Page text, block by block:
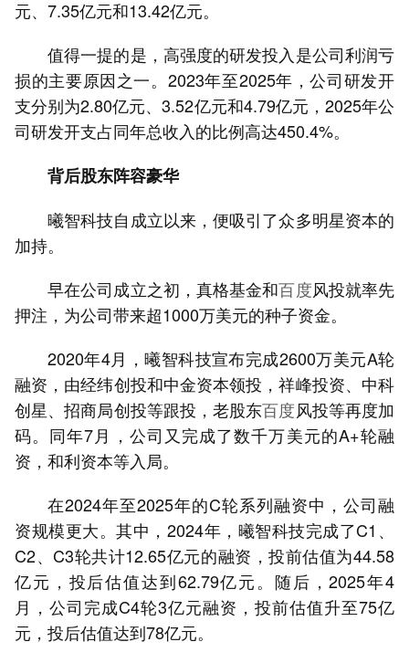
元、7.35亿元和13.42亿元。
值得一提的是，高强度的研发投入是公司利润亏
损的主要原因之一。2023年至2025年，公司研发开
支分别为2.80亿元、3.52亿元和4.79亿元，2025年公
司研发开支占同年总收入的比例高达450.4%。
背后股东阵容豪华
曦智科技自成立以来，便吸引了众多明星资本的
加持。
早在公司成立之初，真格基金和百度风投就率先
押注，为公司带来超1000万美元的种子资金。
2020年4月，曦智科技宣布完成2600万美元A轮
融资，由经纬创投和中金资本领投，祥峰投资、中科
创星、招商局创投等跟投，老股东百度风投等再度加
码。同年7月，公司又完成了数千万美元的A+轮融
资，和利资本等入局。
在2024年至2025年的C轮系列融资中，公司融
资规模更大。其中，2024年，曦智科技完成了C1、
C2、C3轮共计12.65亿元的融资，投前估值为44.58
亿元，投后估值达到62.79亿元。随后，2025年4
月，公司完成C4轮3亿元融资，投前估值升至75亿
元，投后估值达到78亿元。